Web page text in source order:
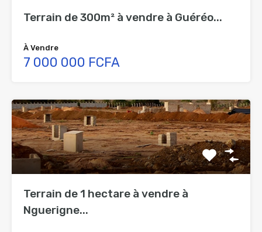
Terrain de 300m² à vendre à Guéréo...
À Vendre
7 000 000 FCFA
Terrain de 1 hectare à vendre à
Nguerigne...